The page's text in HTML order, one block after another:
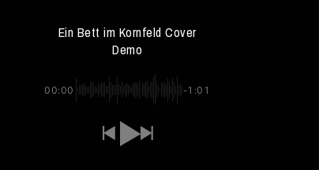
Ein Bett im Kornfeld Cover
Demo
00:00 -1:01